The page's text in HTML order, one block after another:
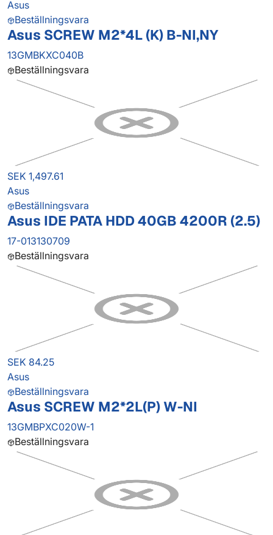
Asus
Beställningsvara
Asus SCREW M2*4L (K) B-NI,NY
13GMBKXC040B
Beställningsvara
SEK 1,497.61
Asus
Beställningsvara
Asus IDE PATA HDD 40GB 4200R (2.5)
17-013130709
Beställningsvara
SEK 84.25
Asus
Beställningsvara
Asus SCREW M2*2L(P) W-NI
13GMBPXC020W-1
Beställningsvara